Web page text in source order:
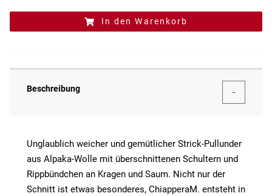
In den Warenkorb
Beschreibung
Unglaublich weicher und gemütlicher Strick-Pullunder
aus Alpaka-Wolle mit überschnittenen Schultern und
Rippbündchen an Kragen und Saum. Nicht nur der
Schnitt ist etwas besonderes, ChiapperaM. entsteht in